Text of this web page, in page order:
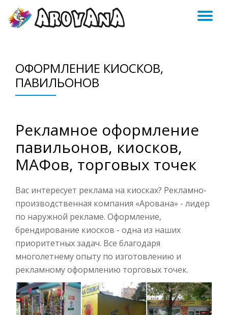
Skip
ОФОРМЛЕНИЕ КИОСКОВ,
ПАВИЛЬОНОВ
Рекламное оформление
павильонов, киосков,
МАФов, торговых точек
Вас интересует реклама на киосках? Рекламно-
производственная компания «Арована» - лидер
по наружной рекламе. Оформление,
брендирование киосков - одна из наших
приоритетных задач. Все благодаря
многолетнему опыту по изготовлению и
рекламному оформлению торговых точек.